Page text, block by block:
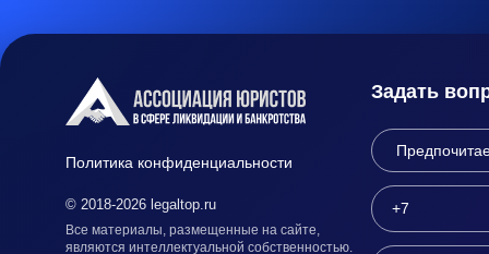
Политика конфиденциальности
© 2018-2026 legaltop.ru
Все материалы, размещенные на сайте,
являются интеллектуальной собственностью.
Задать